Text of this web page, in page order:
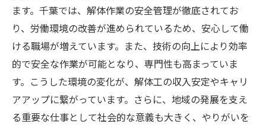
ます。千葉では、解体作業の安全管理が徹底されてお
り、労働環境の改善が進められているため、安心して働
ける職場が増えています。また、技術の向上により効率
的で安全な作業が可能となり、専門性も高まっていま
す。こうした環境の変化が、解体工の収入安定やキャリ
アアップに繋がっています。さらに、地域の発展を支え
る重要な仕事として社会的な意義も大きく、やりがいを